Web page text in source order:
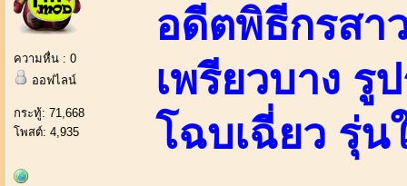
ความหื่น : 0
ออฟไลน์
กระทู้: 71,668
โพสต์: 4,935
อดีตพิธีกรสา
เพรียวบาง รู
โฉบเฉี่ยว รุ่